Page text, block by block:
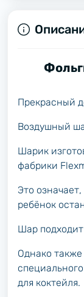
Прекрасный
Воздушный
Шарик
фабрики
Это
ребёнок
Шар
Однако
для коктейля.